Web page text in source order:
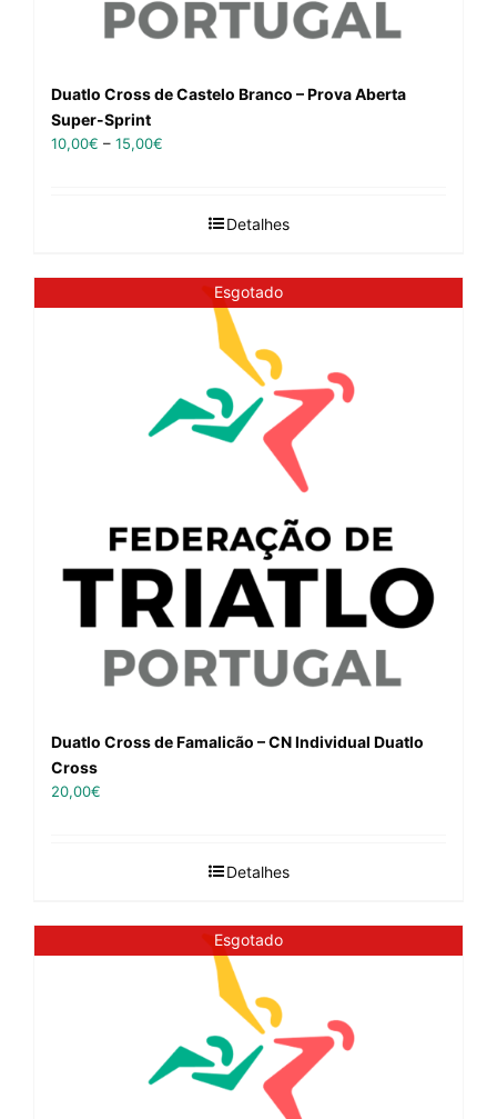
Duatlo Cross de Castelo Branco – Prova Aberta
Super-Sprint
10,00€ – 15,00€
Detalhes
Esgotado
Duatlo Cross de Famalicão – CN Individual Duatlo
Cross
20,00€
Detalhes
Esgotado